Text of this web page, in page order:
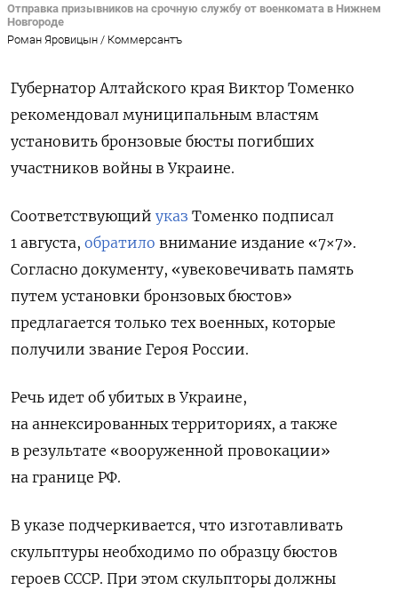
Отправка призывников на срочную службу от военкомата в Нижнем
Новгороде
Роман Яровицын / Коммерсантъ
Губернатор Алтайского края Виктор Томенко
рекомендовал муниципальным властям
установить бронзовые бюсты погибших
участников войны в Украине.
Соответствующий указ Томенко подписал
1 августа, обратило внимание издание «7×7».
Согласно документу, «увековечивать память
путем установки бронзовых бюстов»
предлагается только тех военных, которые
получили звание Героя России.
Речь идет об убитых в Украине,
на аннексированных территориях, а также
в результате «вооруженной провокации»
на границе РФ.
В указе подчеркивается, что изготавливать
скульптуры необходимо по образцу бюстов
героев СССР. При этом скульпторы должны